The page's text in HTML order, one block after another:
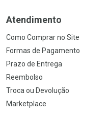
Atendimento
Como Comprar no Site
Formas de Pagamento
Prazo de Entrega
Reembolso
Troca ou Devolução
Marketplace